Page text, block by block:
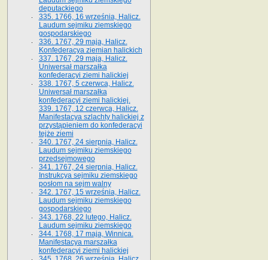
deputackiego
335. 1766, 16 września, Halicz.
Laudum sejmiku ziemskiego
gospodarskiego
336. 1767, 29 maja, Halicz.
Konfederacya ziemian halickich
337. 1767, 29 maja, Halicz.
Uniwersał marszałka
konfederacyi ziemi halickiej
338. 1767, 5 czerwca, Halicz.
Uniwersał marszałka
konfederacyi ziemi halickiej.
339. 1767, 12 czerwca, Halicz.
Manifestacya szlachty halickiej z
przystąpieniem do konfederacyi
tejże ziemi
340. 1767, 24 sierpnia, Halicz.
Laudum sejmiku ziemskiego
przedsejmowego
341. 1767, 24 sierpnia, Halicz.
Instrukcya sejmiku ziemskiego
posłom na sejm walny
342. 1767, 15 września, Halicz.
Laudum sejmiku ziemskiego
gospodarskiego
343. 1768, 22 lutego, Halicz.
Laudum sejmiku ziemskiego
344. 1768, 17 maja, Winnica.
Manifestacya marszałka
konfederacyi ziemi halickiej